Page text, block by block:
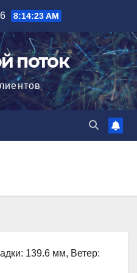
8:14:25 AM
поток
139.6 мм, Ветер: